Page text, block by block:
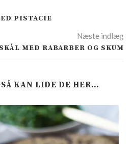
PISTACIE
Næste indlæg
MED RABARBER OG SKUM
KAN LIDE DE HER…